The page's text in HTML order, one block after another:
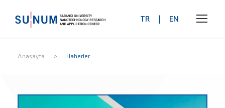
TR | EN
Anasayfa > Haberler